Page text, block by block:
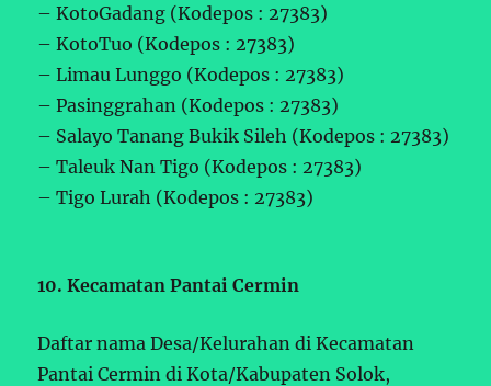
– KotoGadang (Kodepos : 27383)
– KotoTuo (Kodepos : 27383)
– Limau Lunggo (Kodepos : 27383)
– Pasinggrahan (Kodepos : 27383)
– Salayo Tanang Bukik Sileh (Kodepos : 27383)
– Taleuk Nan Tigo (Kodepos : 27383)
– Tigo Lurah (Kodepos : 27383)
10. Kecamatan Pantai Cermin
Daftar nama Desa/Kelurahan di Kecamatan
Pantai Cermin di Kota/Kabupaten Solok,